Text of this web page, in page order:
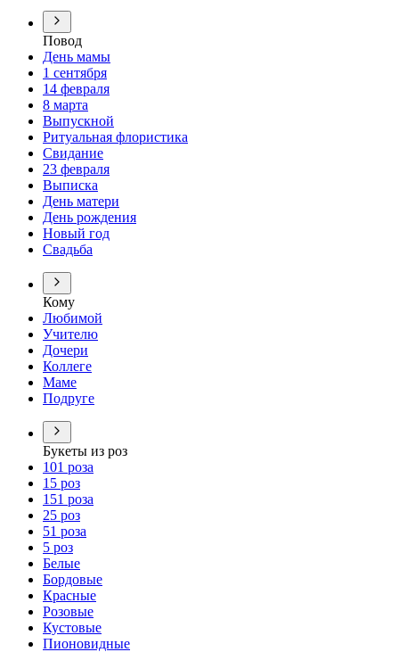
Повод
День мамы
1 сентября
14 февраля
8 марта
Выпускной
Ритуальная флористика
Свидание
23 февраля
Выписка
День матери
День рождения
Новый год
Свадьба
Кому
Любимой
Учителю
Дочери
Коллеге
Маме
Подруге
Букеты из роз
101 роза
15 роз
151 роза
25 роз
51 роза
5 роз
Белые
Бордовые
Красные
Розовые
Кустовые
Пионовидные